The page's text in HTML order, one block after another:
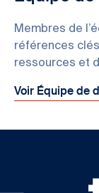
Membres de
références
ressources et
Voir Équipe de